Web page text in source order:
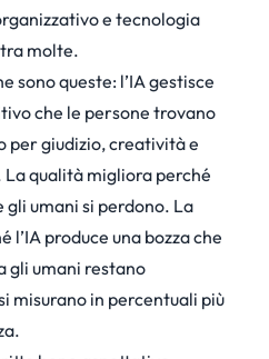
e tecnologia
molte.
sono queste: l’IA gestisce
che le persone trovano
per giudizio, creatività e
qualità migliora perché
umani si perdono. La
produce una bozza che
gli umani restano
misurano in percentuali più